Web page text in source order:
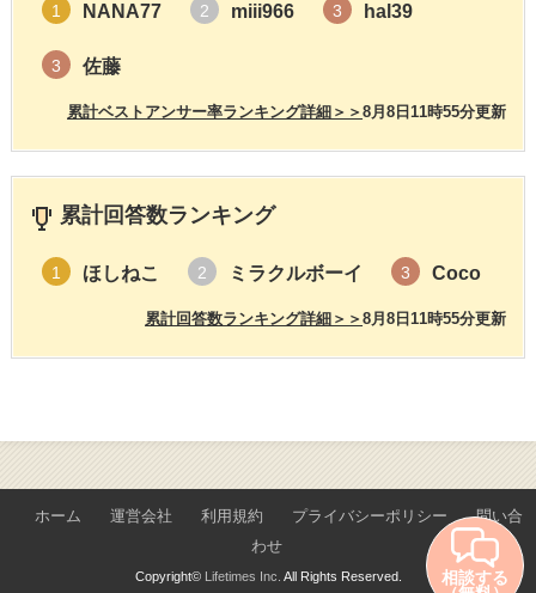
1 NANA77 2 miii966 3 hal39
3 佐藤
8月8日11時55分更新
累計ベストアンサー率ランキング詳細＞＞
累計回答数ランキング
1 ほしねこ 2 ミラクルボーイ 3 Coco
8月8日11時55分更新
累計回答数ランキング詳細＞＞
ホーム 運営会社 利用規約 プライバシーポリシー
問い合
わせ
Copyright© Lifetimes Inc. All Rights Reserved. 相談する